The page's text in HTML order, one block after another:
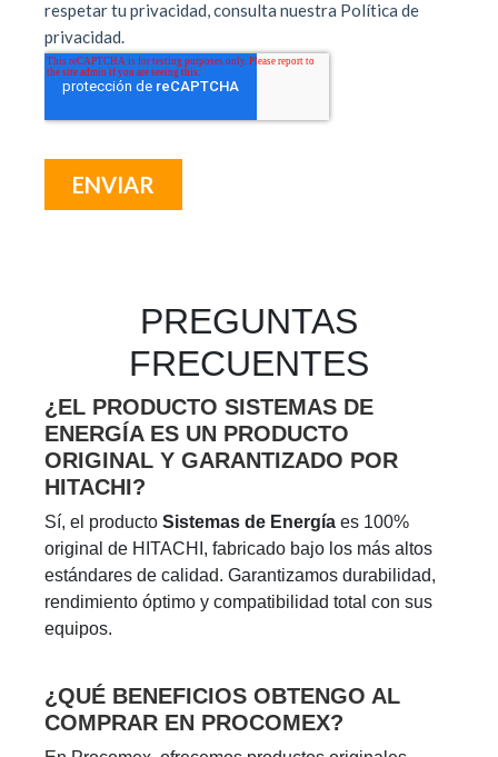
PREGUNTAS
FRECUENTES
¿EL PRODUCTO SISTEMAS DE
ENERGÍA ES UN PRODUCTO
ORIGINAL Y GARANTIZADO POR
HITACHI?
Sí, el producto Sistemas de Energía es 100%
original de HITACHI, fabricado bajo los más altos
estándares de calidad. Garantizamos durabilidad,
rendimiento óptimo y compatibilidad total con sus
equipos.
¿QUÉ BENEFICIOS OBTENGO AL
COMPRAR EN PROCOMEX?